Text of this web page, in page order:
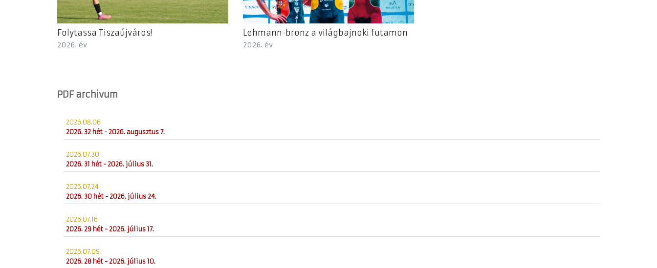
Folytassa Tiszaújváros!
2026. év
Lehmann-bronz a világbajnoki futamon
2026. év
PDF archivum
2026.08.06
2026. 32 hét - 2026. augusztus 7.
2026.07.30
2026. 31 hét - 2026. július 31.
2026.07.24
2026. 30 hét - 2026. július 24.
2026.07.16
2026. 29 hét - 2026. július 17.
2026.07.09
2026. 28 hét - 2026. július 10.